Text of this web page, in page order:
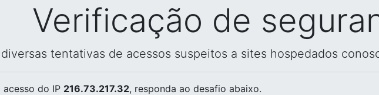
Verificação de
tentativas de acessos suspeitos a sites hospedados
acesso do IP 216.73.217.32, responda ao desafio abaixo.